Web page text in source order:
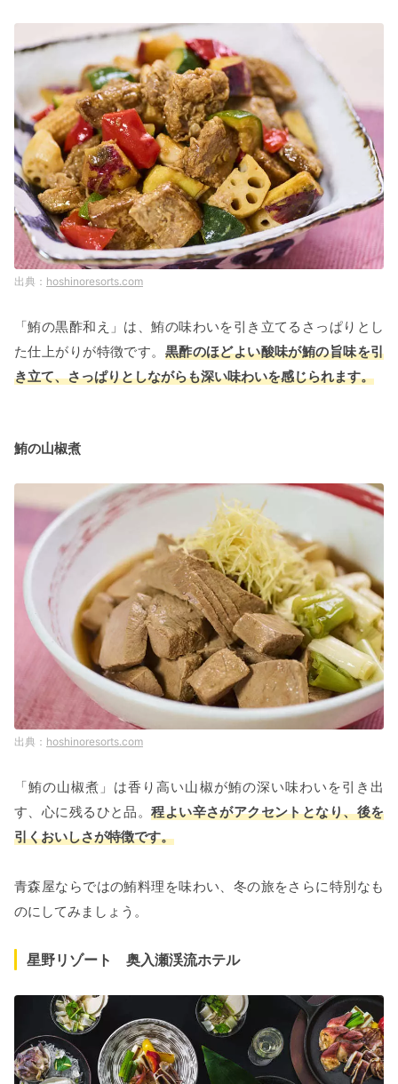
hoshinoresorts.com
「鮪の黒酢和え」は、鮪の味わいを引き立てるさっぱりとし
た仕上がりが特徴です。 黒酢のほどよい酸味が鮪の旨味を引
き立て、さっぱりとしながらも深い味わいを感じられます。
鮪の山椒煮
hoshinoresorts.com
「鮪の山椒煮」は香り高い山椒が鮪の深い味わいを引き出
す、心に残るひと品。程よい辛さがアクセントとなり、後を
引くおいしさが特徴です。
青森屋ならではの鮪料理を味わい、冬の旅をさらに特別なも
のにしてみましょう。
星野リゾート 奥入瀬渓流ホテル